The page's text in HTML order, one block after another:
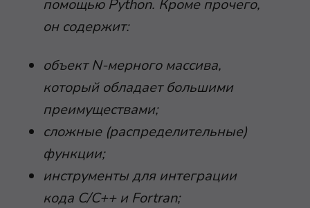
помощью Python. Кроме прочего,
он содержит:
объект N-мерного массива,
который обладает большими
преимуществами;
сложные (распределительные)
функции;
инструменты для интеграции
кода C/C++ и Fortran;